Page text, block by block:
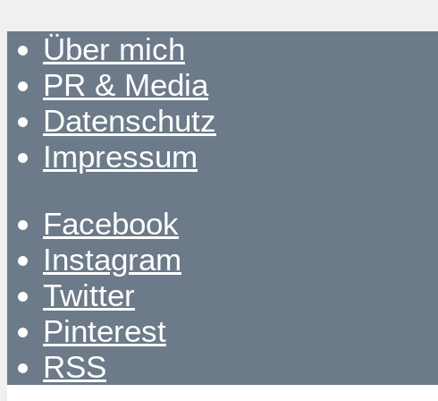
Über mich
PR & Media
Datenschutz
Impressum
Facebook
Instagram
Twitter
Pinterest
RSS